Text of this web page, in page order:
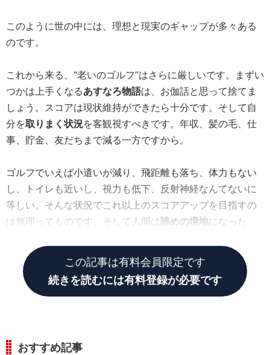
このように世の中には、理想と現実のギャップが多々ある
のです。
これから来る、“老いのゴルフ”はさらに厳しいです。まずい
つかは上手くなるあすなろ物語は、お伽話と思って捨てま
しょう。スコアは現状維持ができたら十分です。そして自
分を取りまく状況を客観視すべきです。年収、髪の毛、仕
事、貯金、友だちまで減る一方ですから。
ゴルフでいえば小遣いが減り、飛距離も落ち、体力もない
し、トイレも近いし、視力も低下、反射神経なんてないに
等しい。そんな状況でこれ以上のスコアアップを目指すの
は無理ってものです。そして人間は諦めの境地になった
この記事は有料会員限定です
続きを読むには有料登録が必要です
おすすめ記事